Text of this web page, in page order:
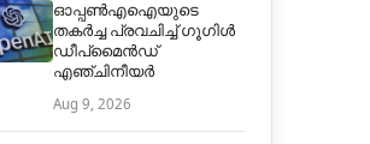
ഓപ്പൺഎഐയുടെ
തകർച്ച പ്രവചിച്ച് ഗൂഗിൾ
ഡീപ്മൈൻഡ്
എഞ്ചിനീയർ
Aug 9, 2026